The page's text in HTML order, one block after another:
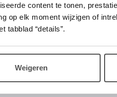
content te tonen,
op elk moment wijzigen of
tabblad “details”.
Weigeren